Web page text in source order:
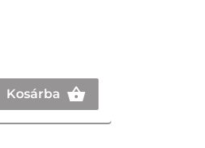
Kosárba